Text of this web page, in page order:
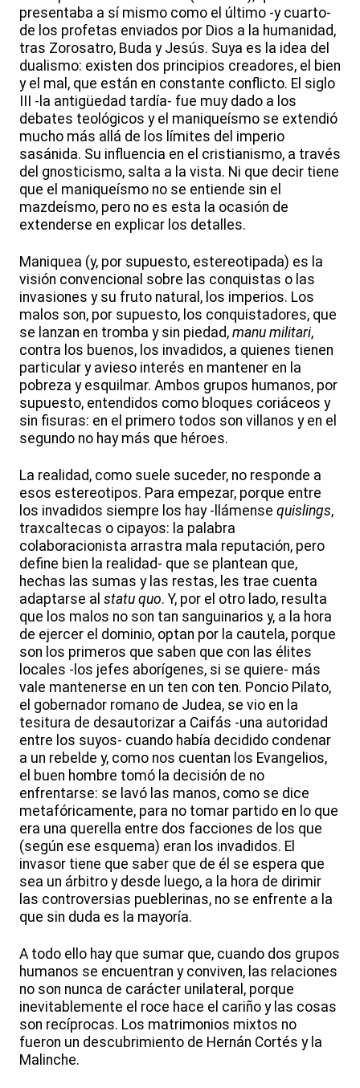
presentaba a sí mismo como el último -y cuarto-
de los profetas enviados por Dios a la humanidad,
tras Zorosatro, Buda y Jesús. Suya es la idea del
dualismo: existen dos principios creadores, el bien
y el mal, que están en constante conflicto. El siglo
III -la antigüedad tardía- fue muy dado a los
debates teológicos y el maniqueísmo se extendió
mucho más allá de los límites del imperio
sasánida. Su influencia en el cristianismo, a través
del gnosticismo, salta a la vista. Ni que decir tiene
que el maniqueísmo no se entiende sin el
mazdeísmo, pero no es esta la ocasión de
extenderse en explicar los detalles.
Maniquea (y, por supuesto, estereotipada) es la
visión convencional sobre las conquistas o las
invasiones y su fruto natural, los imperios. Los
malos son, por supuesto, los conquistadores, que
se lanzan en tromba y sin piedad, manu militari,
contra los buenos, los invadidos, a quienes tienen
particular y avieso interés en mantener en la
pobreza y esquilmar. Ambos grupos humanos, por
supuesto, entendidos como bloques coriáceos y
sin fisuras: en el primero todos son villanos y en el
segundo no hay más que héroes.
La realidad, como suele suceder, no responde a
esos estereotipos. Para empezar, porque entre
los invadidos siempre los hay -llámense quislings,
traxcaltecas o cipayos: la palabra
colaboracionista arrastra mala reputación, pero
define bien la realidad- que se plantean que,
hechas las sumas y las restas, les trae cuenta
adaptarse al statu quo. Y, por el otro lado, resulta
que los malos no son tan sanguinarios y, a la hora
de ejercer el dominio, optan por la cautela, porque
son los primeros que saben que con las élites
locales -los jefes aborígenes, si se quiere- más
vale mantenerse en un ten con ten. Poncio Pilato,
el gobernador romano de Judea, se vio en la
tesitura de desautorizar a Caifás -una autoridad
entre los suyos- cuando había decidido condenar
a un rebelde y, como nos cuentan los Evangelios,
el buen hombre tomó la decisión de no
enfrentarse: se lavó las manos, como se dice
metafóricamente, para no tomar partido en lo que
era una querella entre dos facciones de los que
(según ese esquema) eran los invadidos. El
invasor tiene que saber que de él se espera que
sea un árbitro y desde luego, a la hora de dirimir
las controversias pueblerinas, no se enfrente a la
que sin duda es la mayoría.
A todo ello hay que sumar que, cuando dos grupos
humanos se encuentran y conviven, las relaciones
no son nunca de carácter unilateral, porque
inevitablemente el roce hace el cariño y las cosas
son recíprocas. Los matrimonios mixtos no
fueron un descubrimiento de Hernán Cortés y la
Malinche.